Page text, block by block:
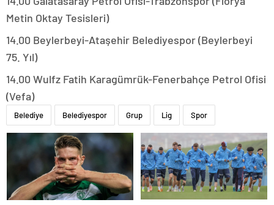
Metin Oktay Tesisleri)
14.00 Beylerbeyi-Ataşehir Belediyespor (Beylerbeyi
75. Yıl)
14.00 Wulfz Fatih Karagümrük-Fenerbahçe Petrol Ofisi
(Vefa)
Belediye Belediyespor Grup Lig Spor